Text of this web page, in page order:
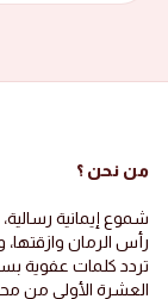
من نحن ؟
شموع إيمانية
رأس الرمان وازقتها،
تردد كلمات عفوية
العشرة الأولى من